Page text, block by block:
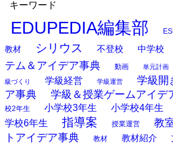
キーワード
EDUPEDIA編集部
教材
シリウス 不登校 中学校
テム＆アイデア事典
動画 単元計画
級づくり 学級経営 学級運営
学級開
ア事典
学級＆授業ゲームアイデ
校2年生
小学校3年生 小学校4年生
学校6年生
指導案 授業運営
教
トアイデア事典
教材 教材紹介